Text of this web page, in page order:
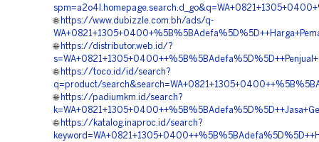
🌐 https://www.dubizzle.com.bh/ads/q-
🌐 https://distributor.web.id/?
🌐 https://toco.id/id/search?
q=product/
🌐 https://padiumkm.id/search?
🌐 https://katalog.inaproc.id/search?